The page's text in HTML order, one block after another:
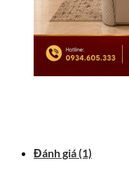
Đánh giá (1)